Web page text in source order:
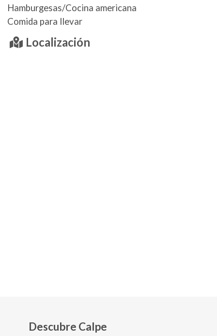
Hamburgesas/Cocina americana
Comida para llevar
Localización
Descubre Calpe